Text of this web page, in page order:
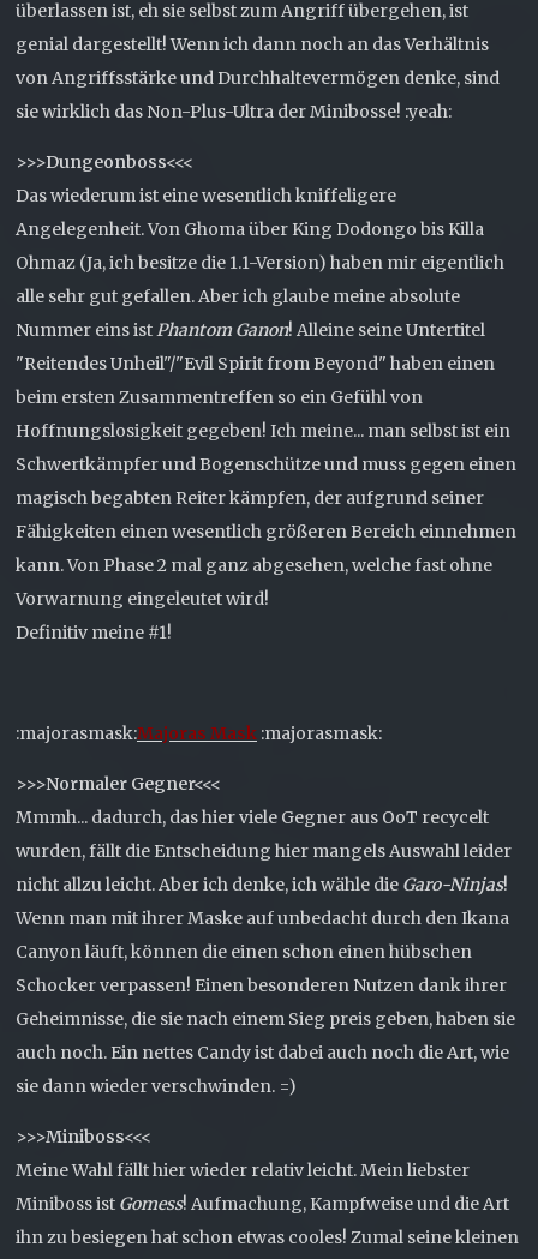
überlassen ist, eh sie selbst zum Angriff übergehen, ist
genial dargestellt! Wenn ich dann noch an das Verhältnis
von Angriffsstärke und Durchhaltevermögen denke, sind
sie wirklich das Non-Plus-Ultra der Minibosse! :yeah:
>>>Dungeonboss<<<
Das wiederum ist eine wesentlich kniffeligere
Angelegenheit. Von Ghoma über King Dodongo bis Killa
Ohmaz (Ja, ich besitze die 1.1-Version) haben mir eigentlich
alle sehr gut gefallen. Aber ich glaube meine absolute
Nummer eins istPhantom Ganon! Alleine seine Untertitel
"Reitendes Unheil"/"Evil Spirit from Beyond" haben einen
beim ersten Zusammentreffen so ein Gefühl von
Hoffnungslosigkeit gegeben! Ich meine... man selbst ist ein
Schwertkämpfer und Bogenschütze und muss gegen einen
magisch begabten Reiter kämpfen, der aufgrund seiner
Fähigkeiten einen wesentlich größeren Bereich einnehmen
kann. Von Phase 2 mal ganz abgesehen, welche fast ohne
Vorwarnung eingeleutet wird!
Definitiv meine #1!
:majorasmask:Majoras Mask :majorasmask:
>>>Normaler Gegner<<<
Mmmh... dadurch, das hier viele Gegner aus OoT recycelt
wurden, fällt die Entscheidung hier mangels Auswahl leider
nicht allzu leicht. Aber ich denke, ich wähle die Garo-Ninjas!
Wenn man mit ihrer Maske auf unbedacht durch den Ikana
Canyon läuft, können die einen schon einen hübschen
Schocker verpassen! Einen besonderen Nutzen dank ihrer
Geheimnisse, die sie nach einem Sieg preis geben, haben sie
auch noch. Ein nettes Candy ist dabei auch noch die Art, wie
sie dann wieder verschwinden. =)
>>>Miniboss<<<
Meine Wahl fällt hier wieder relativ leicht. Mein liebster
Miniboss ist Gomess! Aufmachung, Kampfweise und die Art
ihn zu besiegen hat schon etwas cooles! Zumal seine kleinen